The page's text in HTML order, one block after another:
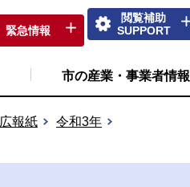
緊急情報
閲覧補助
SUPPORT
市の産業・事業者情報
広報紙
令和3年